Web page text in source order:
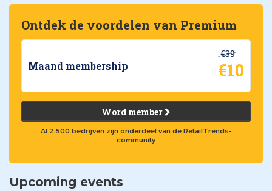
Ontdek de voordelen van Premium
Maand membership
€39
€10
Word member
Al 2.500 bedrijven zijn onderdeel van de RetailTrends-
community
Upcoming events